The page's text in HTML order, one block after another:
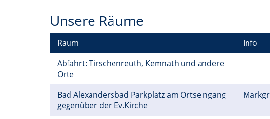
Unsere Räume
Raum
Info
Abfahrt: Tirschenreuth, Kemnath und andere
Orte
Bad Alexandersbad Parkplatz am Ortseingang
gegenüber der Ev.Kirche